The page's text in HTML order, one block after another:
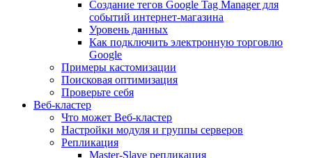
Создание тегов Google Tag Manager для
событий интернет-магазина
Уровень данных
Как подключить электронную торговлю
Google
Примеры кастомизации
Поисковая оптимизация
Проверьте себя
Веб-кластер
Что может Веб-кластер
Настройки модуля и группы серверов
Репликация
Master-Slave репликация